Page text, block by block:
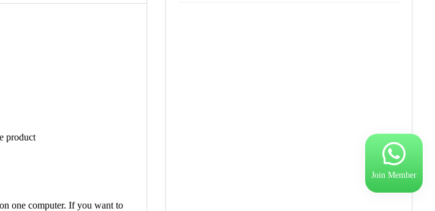
product
one computer. If you want to
Join Member